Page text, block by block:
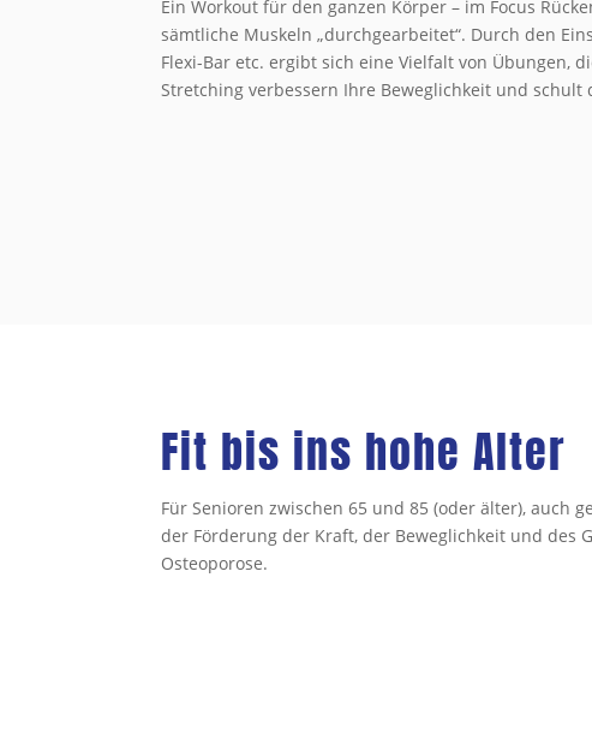
Ein Workout für den ganzen Körper – im Focus
sämtliche Muskeln „durchgearbeitet“. Durch den
Flexi-Bar etc. ergibt sich eine Vielfalt von Übungen,
Stretching verbessern Ihre Beweglichkeit und
Fit bis ins hohe Alter
Für Senioren zwischen 65 und 85 (oder älter), auch
der Förderung der Kraft, der Beweglichkeit und des
Osteoporose.